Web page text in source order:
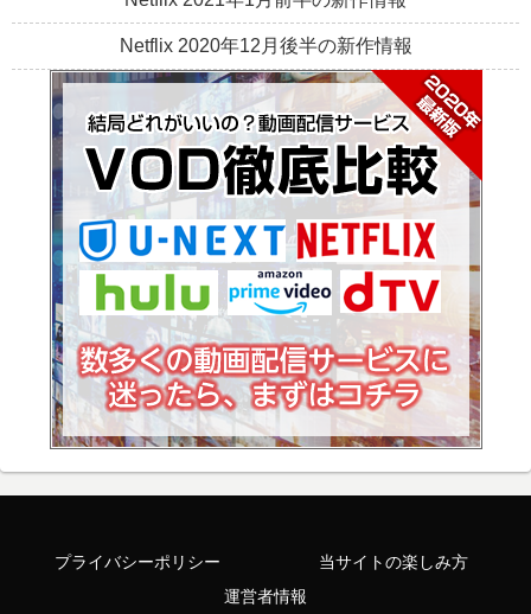
Netflix 2020年12月後半の新作情報
プライバシーポリシー
当サイトの楽しみ方
運営者情報